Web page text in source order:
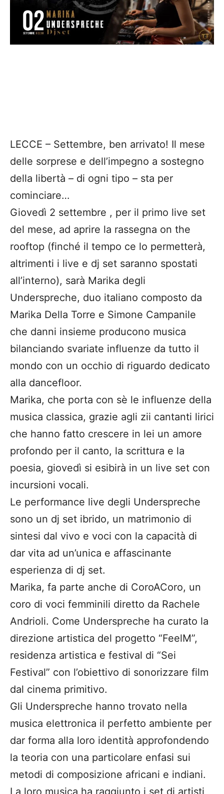
LECCE – Settembre, ben arrivato! Il mese
delle sorprese e dell’impegno a sostegno
della libertà – di ogni tipo – sta per
cominciare…
Giovedì 2 settembre , per il primo live set
del mese, ad aprire la rassegna on the
rooftop (finché il tempo ce lo permetterà,
altrimenti i live e dj set saranno spostati
all’interno), sarà Marika degli
Underspreche, duo italiano composto da
Marika Della Torre e Simone Campanile
che danni insieme producono musica
bilanciando svariate influenze da tutto il
mondo con un occhio di riguardo dedicato
alla dancefloor.
Marika, che porta con sè le influenze della
musica classica, grazie agli zii cantanti lirici
che hanno fatto crescere in lei un amore
profondo per il canto, la scrittura e la
poesia, giovedì si esibirà in un live set con
incursioni vocali.
Le performance live degli Underspreche
sono un dj set ibrido, un matrimonio di
sintesi dal vivo e voci con la capacità di
dar vita ad un’unica e affascinante
esperienza di dj set.
Marika, fa parte anche di CoroACoro, un
coro di voci femminili diretto da Rachele
Andrioli. Come Underspreche ha curato la
direzione artistica del progetto “FeelM”,
residenza artistica e festival di “Sei
Festival” con l’obiettivo di sonorizzare film
dal cinema primitivo.
Gli Underspreche hanno trovato nella
musica elettronica il perfetto ambiente per
dar forma alla loro identità approfondendo
la teoria con una particolare enfasi sui
metodi di composizione africani e indiani.
La loro musica ha raggiunto i set di artisti